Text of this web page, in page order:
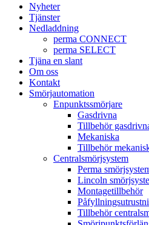
Nyheter
Tjänster
Nedladdning
perma CONNECT
perma SELECT
Tjäna en slant
Om oss
Kontakt
Smörjautomation
Enpunktssmörjare
Gasdrivna
Tillbehör
Mekaniska
Tillbehör
Centralsmörjsystem
Perma
Lincoln
Montagetillbehör
Tillbehör